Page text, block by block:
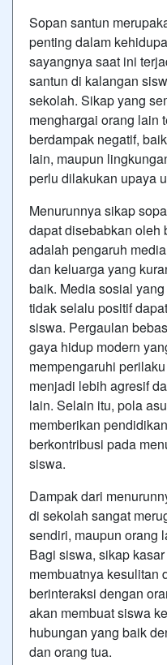
Sopan santun
penting dalam
sayangnya saat ini
santun di kalangan
sekolah. Sikap yang
menghargai orang lain
berdampak negatif,
lain, maupun
perlu dilakukan upaya
Menurunnya sikap
dapat disebabkan oleh
adalah pengaruh
dan keluarga yang
baik. Media sosial
tidak selalu positif
siswa. Pergaulan
gaya hidup modern
mempengaruhi
menjadi lebih agresif
lain. Selain itu, pola
memberikan
berkontribusi pada
siswa.
Dampak dari
di sekolah sangat
sendiri, maupun orang
Bagi siswa, sikap
membuatnya kesulitan
berinteraksi dengan
akan membuat siswa
hubungan yang baik
dan orang tua.